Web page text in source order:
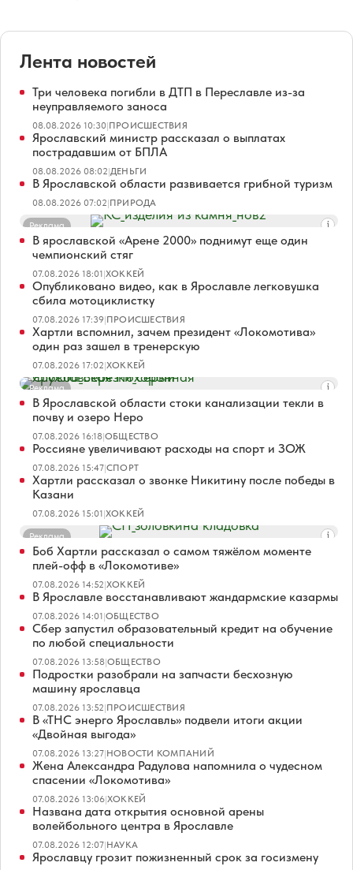
Лента новостей
Три человека погибли в ДТП в Переславле из-за
неуправляемого заноса
08.08.2026 10:30|ПРОИСШЕСТВИЯ
Ярославский министр рассказал о выплатах
пострадавшим от БПЛА
08.08.2026 08:02|ДЕНЬГИ
В Ярославской области развивается грибной туризм
08.08.2026 07:02|ПРИРОДА
Реклама
В ярославской «Арене 2000» поднимут еще один
чемпионский стяг
07.08.2026 18:01|ХОККЕЙ
Опубликовано видео, как в Ярославле легковушка
сбила мотоциклистку
07.08.2026 17:39|ПРОИСШЕСТВИЯ
Хартли вспомнил, зачем президент «Локомотива»
один раз зашел в тренерскую
07.08.2026 17:02|ХОККЕЙ
Реклама
В Ярославской области стоки канализации текли в
почву и озеро Неро
07.08.2026 16:18|ОБЩЕСТВО
Россияне увеличивают расходы на спорт и ЗОЖ
07.08.2026 15:47|СПОРТ
Хартли рассказал о звонке Никитину после победы в
Казани
07.08.2026 15:01|ХОККЕЙ
Реклама
Боб Хартли рассказал о самом тяжёлом моменте
плей-офф в «Локомотиве»
07.08.2026 14:52|ХОККЕЙ
В Ярославле восстанавливают жандармские казармы
07.08.2026 14:01|ОБЩЕСТВО
Сбер запустил образовательный кредит на обучение
по любой специальности
07.08.2026 13:58|ОБЩЕСТВО
Подростки разобрали на запчасти бесхозную
машину ярославца
07.08.2026 13:52|ПРОИСШЕСТВИЯ
В «ТНС энерго Ярославль» подвели итоги акции
«Двойная выгода»
07.08.2026 13:27|НОВОСТИ КОМПАНИЙ
Жена Александра Радулова напомнила о чудесном
спасении «Локомотива»
07.08.2026 13:06|ХОККЕЙ
Названа дата открытия основной арены
волейбольного центра в Ярославле
07.08.2026 12:07|НАУКА
Ярославцу грозит пожизненный срок за госизмену